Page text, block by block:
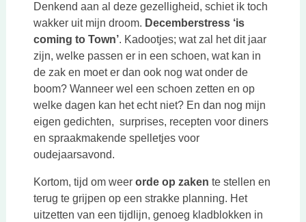
Denkend aan al deze gezelligheid, schiet ik toch
wakker uit mijn droom. Decemberstress ‘is
coming to Town’. Kadootjes; wat zal het dit jaar
zijn, welke passen er in een schoen, wat kan in
de zak en moet er dan ook nog wat onder de
boom? Wanneer wel een schoen zetten en op
welke dagen kan het echt niet? En dan nog mijn
eigen gedichten, surprises, recepten voor diners
en spraakmakende spelletjes voor
oudejaarsavond.
Kortom, tijd om weer orde op zaken te stellen en
terug te grijpen op een strakke planning. Het
uitzetten van een tijdlijn, genoeg kladblokken in